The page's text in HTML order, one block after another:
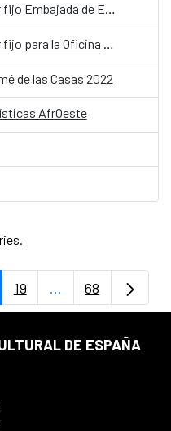
Convocatoria plaza de auxiliar fijo Embajada de España
Convocatoria plaza de auxiliar fijo para la Oficina Económica y Comercial de España en Asunción
de las Casas 2022
AfrOeste
Use TAB to navigate.
Page
19 ...Intermediate
Page
68
DE ESPAÑA